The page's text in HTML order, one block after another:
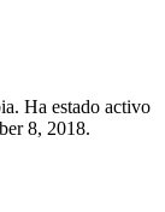
Ha estado activo
8, 2018.